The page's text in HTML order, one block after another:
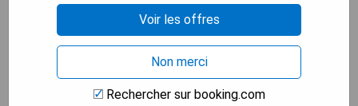
Four Seasons Hotel des
Bergues Geneva
Voir les offres
Non merci
Rechercher sur booking.com